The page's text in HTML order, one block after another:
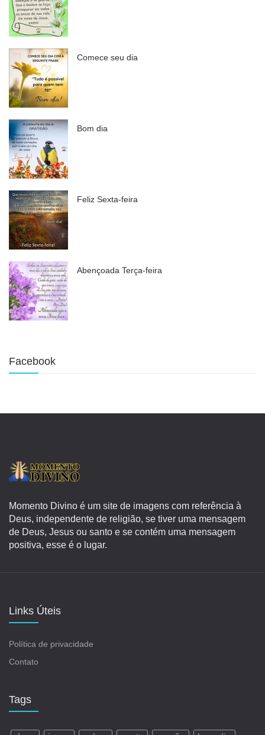
Comece seu dia
Bom dia
Feliz Sexta-feira
Abençoada Terça-feira
Facebook
Momento Divino é um site de imagens com referência à
Deus, independente de religião, se tiver uma mensagem
de Deus, Jesus ou santo e se contém uma mensagem
positiva, esse é o lugar.
Links Úteis
Política de privacidade
Contato
Tags